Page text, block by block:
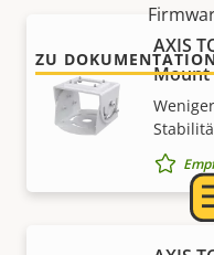
AXIS
Mount
ZU